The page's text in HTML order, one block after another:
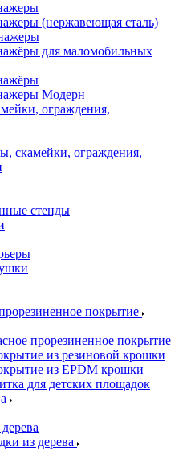
(нержавеющая сталь)
для маломобильных
Модерн
ограждения,
скамейки, ограждения,
стенды
покрытие
прорезиненное покрытие
из резиновой крошки
из EPDM крошки
для детских площадок
из дерева